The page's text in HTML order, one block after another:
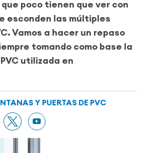
poco tienen que ver con
esconden las múltiples
Vamos a hacer un repaso
tomando como base la
utilizada en
Y PUERTAS DE PVC